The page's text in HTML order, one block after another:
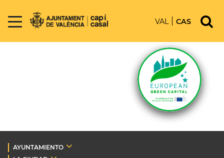
VAL CAS
AYUNTAMIENTO